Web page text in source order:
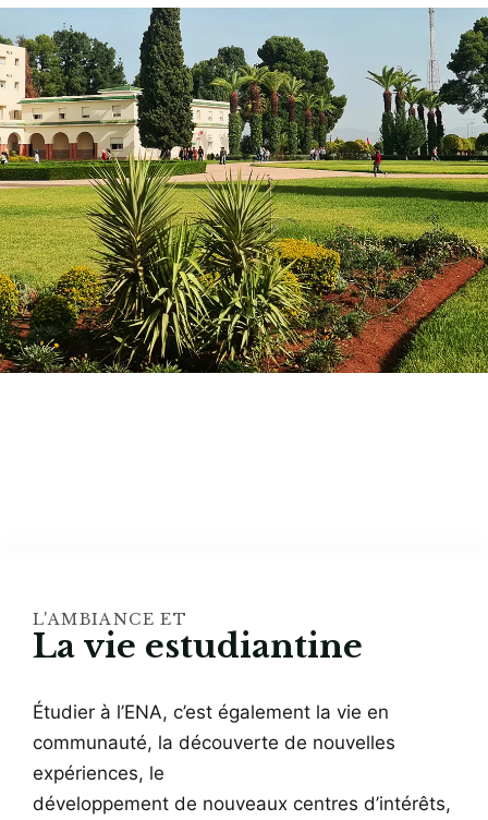
L'AMBIANCE ET
La vie estudiantine
Étudier à l’ENA, c’est également la vie en
communauté, la découverte de nouvelles
expériences, le
développement de nouveaux centres d’intérêts,